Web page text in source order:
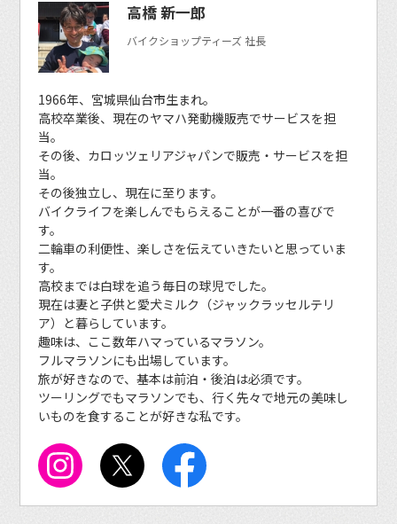
高橋 新一郎
バイクショップティーズ 社長
1966年、宮城県仙台市生まれ。
高校卒業後、現在のヤマハ発動機販売でサービスを担
当。
その後、カロッツェリアジャパンで販売・サービスを担
当。
その後独立し、現在に至ります。
バイクライフを楽しんでもらえることが一番の喜びで
す。
二輪車の利便性、楽しさを伝えていきたいと思っていま
す。
高校までは白球を追う毎日の球児でした。
現在は妻と子供と愛犬ミルク（ジャックラッセルテリ
ア）と暮らしています。
趣味は、ここ数年ハマっているマラソン。
フルマラソンにも出場しています。
旅が好きなので、基本は前泊・後泊は必須です。
ツーリングでもマラソンでも、行く先々で地元の美味し
いものを食することが好きな私です。